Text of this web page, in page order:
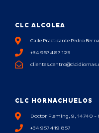
CLC HORNACHUELOS
Doctor Fleming, 9, 14740 -
+34 957 419 857
CLC ALCOLEA
Calle Practicante Pedro
+34 957 487 125